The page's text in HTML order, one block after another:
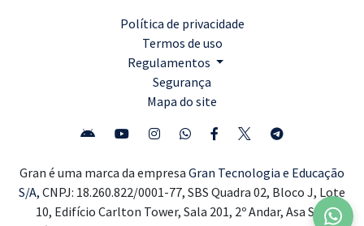
Política de privacidade
Termos de uso
Regulamentos
Segurança
Mapa do site
Gran é uma marca da empresa Gran Tecnologia e Educação
S/A, CNPJ: 18.260.822/0001-77, SBS Quadra 02, Bloco J, Lote
10, Edifício Carlton Tower, Sala 201, 2º Andar, Asa Sul,